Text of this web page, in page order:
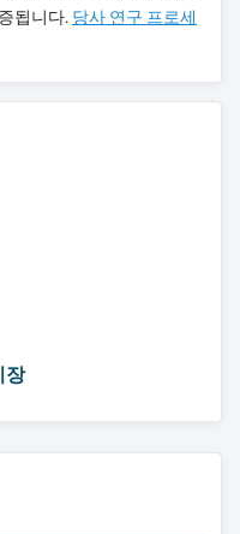
됩니다. 당사 연구 프로세
장